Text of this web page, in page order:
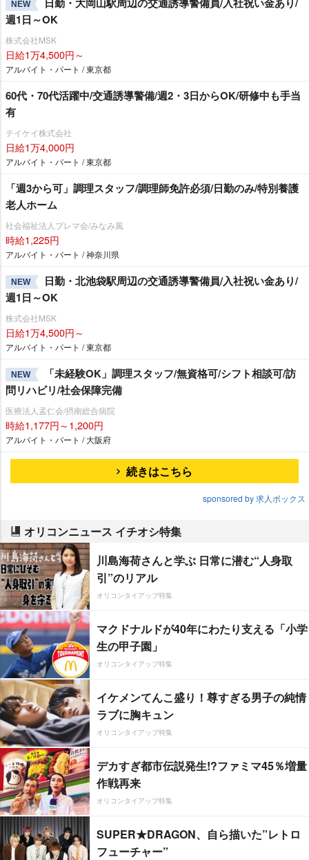
NEW
週1日～OK
株式会社MSK
日給1万4,500円～
アルバイト・パート / 東京都
60代・70代活躍中/交通誘導警備/週2・3日からOK/研修中も手当
有
テイケイ株式会社
日給1万4,000円
アルバイト・パート / 東京都
「週3から可」調理スタッフ/調理師免許必須/日勤のみ/特別養護
老人ホーム
社会福祉法人プレマ会/みなみ風
時給1,225円
アルバイト・パート / 神奈川県
NEW
日勤・北池袋駅周辺の交通誘導警備員/入社祝い金あり/
週1日～OK
株式会社MSK
日給1万4,500円～
アルバイト・パート / 東京都
NEW
「未経験OK」調理スタッフ/無資格可/シフト相談可/訪
問リハビリ/社会保障完備
医療法人孟仁会/摂南総合病院
時給1,177円～1,200円
アルバイト・パート / 大阪府
続きはこちら
sponsored by 求人ボックス
オリコンニュース イチオシ特集
川島海荷さんと学ぶ 日常に潜む“人身取
引”のリアル
オリコンタイアップ特集
マクドナルドが40年にわたり支える「小学
生の甲子園」
オリコンタイアップ特集
イケメンてんこ盛り！尊すぎる男子の純情
ラブに胸キュン
オリコンタイアップ特集
デカすぎ都市伝説発生!?ファミマ45％増量
作戦再来
オリコンタイアップ特集
SUPER★DRAGON、自ら描いた”レトロ
フューチャー”